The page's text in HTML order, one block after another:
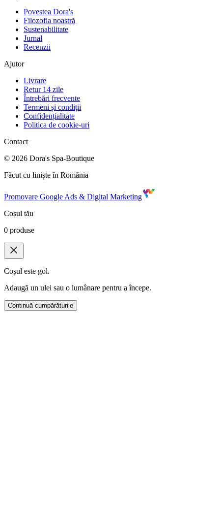
Povestea Dora's
Filozofia noastră
Sustenabilitate
Jurnal
Recenzii
Ajutor
Livrare
Retur 14 zile
Întrebări frecvente
Termeni și condiții
Confidențialitate
Politica de cookie-uri
Contact
© 2026 Dora's Spa-Boutique
Făcut cu liniște în România
Promovare Google Ads & Digital Marketing
Coșul tău
0 produse
Coșul este gol.
Adaugă un ulei sau o lumânare pentru a începe.
Continuă cumpărăturile